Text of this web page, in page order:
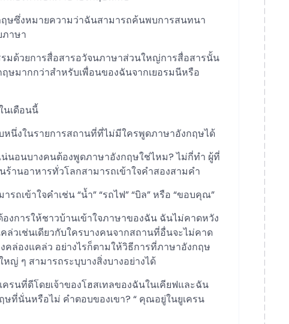
ษซึ่งหมายความว่าฉันสามารถค้นพบการสนทนา
ภาษา
ด้วยการสื่อสารอวัจนภาษาส่วนใหญ่การสื่อสารนั้น
ษมากกว่าสำหรับเพื่อนของฉันจากเยอรมนีหรือ
นเดือนนี้
หนึ่งในรายการสถานที่ที่ไม่มีใครพูดภาษาอังกฤษได้
นอนบางคนต้องพูดภาษาอังกฤษใช่ไหม? ไม่กี่ทำ ผู้ที่
านอาหารทั่วโลกสามารถเข้าใจคำสองสามคำ
ถเข้าใจคำเช่น “น้ำ” “รถไฟ” “บิล” หรือ “ขอบคุณ”
งการให้ชาวบ้านเข้าใจภาษาของฉัน ฉันไม่คาดหวัง
ล่วเช่นเดียวกับใครบางคนจากสถานที่อื่นจะไม่คาด
ล่องแคล่ว อย่างไรก็ตามให้วิธีการที่ภาษาอังกฤษ
ญ่ ๆ สามารถระบุบางสิ่งบางอย่างได้
รนที่ดีโดยเจ้าของโฮสเทลของฉันในเคียฟและฉัน
ที่นั่นหรือไม่ คำตอบของเขา? “ คุณอยู่ในยูเครน